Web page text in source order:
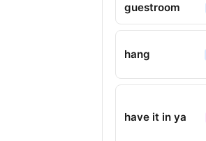
guestroom
hang
have it in ya